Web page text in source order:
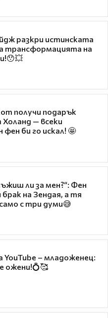
разкри истинската
трансформацията на
получи подарък
— всеки
би го искал! 🤩
ли за мен?“: Фен
на Зендая, а тя
с три думи😅
YouTube – младоженец:
ожени!💍🥰